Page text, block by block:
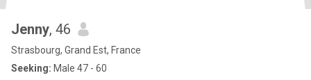
Jenny, 46
Strasbourg, Grand Est, France
Seeking: Male 47 - 60